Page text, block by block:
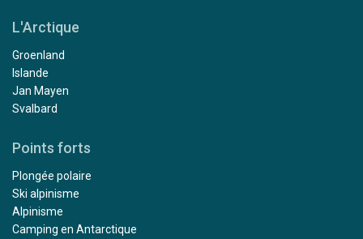
L'Arctique
Groenland
Islande
Jan Mayen
Svalbard
Points forts
Plongée polaire
Ski alpinisme
Alpinisme
Camping en Antarctique